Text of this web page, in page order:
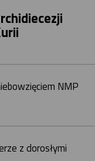
NMP
z dorosłymi